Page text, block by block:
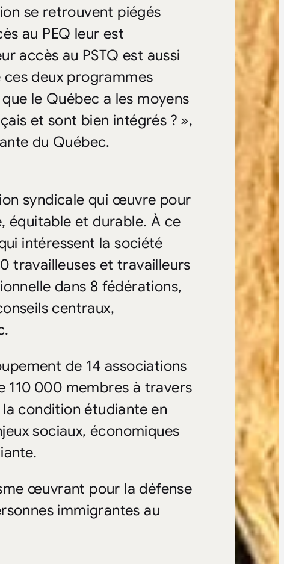
se retrouvent piégés
au PEQ leur est
accès au PSTQ est aussi
deux programmes
le Québec a les moyens
et sont bien intégrés ? »,
du Québec.
syndicale qui œuvre pour
équitable et durable. À ce
intéressent la société
travailleuses et travailleurs
dans 8 fédérations,
centraux,
de 14 associations
110 000 membres à travers
la condition étudiante en
sociaux, économiques
œuvrant pour la défense
immigrantes au